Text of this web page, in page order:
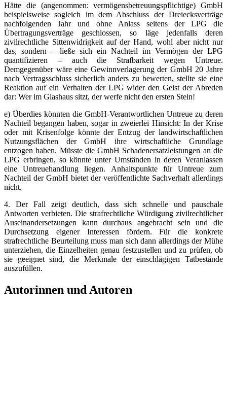
Hätte die (angenommen: vermögensbetreuungspflichtige) GmbH
beispielsweise sogleich im dem Abschluss der Dreiecksverträge
nachfolgenden Jahr und ohne Anlass seitens der LPG die
Übertragungsverträge geschlossen, so läge jedenfalls deren
zivilrechtliche Sittenwidrigkeit auf der Hand, wohl aber nicht nur
das, sondern – ließe sich ein Nachteil im Vermögen der LPG
quantifizieren – auch die Strafbarkeit wegen Untreue.
Demgegenüber wäre eine Gewinnverlagerung der GmbH 20 Jahre
nach Vertragsschluss sicherlich anders zu bewerten, stellte sie eine
Reaktion auf ein Verhalten der LPG wider den Geist der Abreden
dar: Wer im Glashaus sitzt, der werfe nicht den ersten Stein!
e) Überdies könnten die GmbH-Verantwortlichen Untreue zu deren
Nachteil begangen haben, sogar in zweierlei Hinsicht: In der Krise
oder mit Krisenfolge könnte der Entzug der landwirtschaftlichen
Nutzungsflächen der GmbH ihre wirtschaftliche Grundlage
entzogen haben. Müsste die GmbH Schadenersatzleistungen an die
LPG erbringen, so könnte unter Umständen in deren Veranlassen
eine Untreuehandlung liegen. Anhaltspunkte für Untreue zum
Nachteil der GmbH bietet der veröffentlichte Sachverhalt allerdings
nicht.
4. Der Fall zeigt deutlich, dass sich schnelle und pauschale
Antworten verbieten. Die strafrechtliche Würdigung zivilrechtlicher
Auseinandersetzungen kann durchaus angebracht sein und die
Durchsetzung eigener Interessen fördern. Für die konkrete
strafrechtliche Beurteilung muss man sich dann allerdings der Mühe
unterziehen, die Einzelheiten genau festzustellen und zu prüfen, ob
sie geeignet sind, die Merkmale der einschlägigen Tatbestände
auszufüllen.
Autorinnen und Autoren